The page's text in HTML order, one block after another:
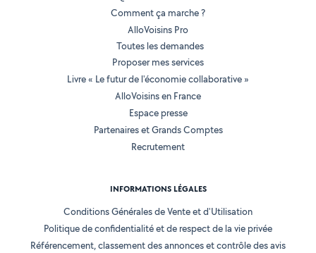
Comment ça marche ?
AlloVoisins Pro
Toutes les demandes
Proposer mes services
Livre « Le futur de l'économie collaborative »
AlloVoisins en France
Espace presse
Partenaires et Grands Comptes
Recrutement
INFORMATIONS LÉGALES
Conditions Générales de Vente et d'Utilisation
Politique de confidentialité et de respect de la vie privée
Référencement, classement des annonces et contrôle des avis